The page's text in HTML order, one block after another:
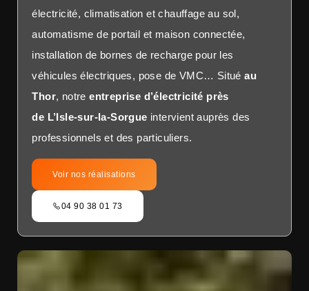
électricité, climatisation et chauffage au sol,
automatisme de portail et maison connectée,
installation de bornes de recharge pour les
véhicules électriques, pose de VMC… Situéau
Thor, notreentreprise d’électricité près
de L’Isle-sur-la-Sorgue intervient auprès des
professionnels et des particuliers.
Voir nos réalisations
04 90 38 01 73